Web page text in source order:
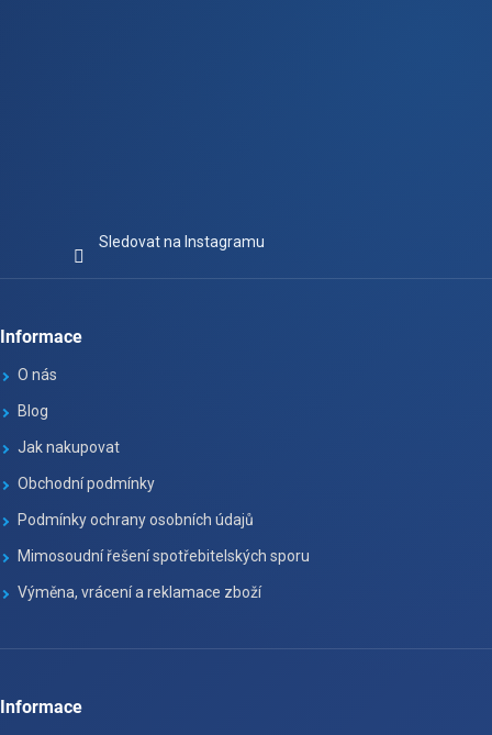
Sledovat na Instagramu
Informace
O nás
Blog
Jak nakupovat
Obchodní podmínky
Podmínky ochrany osobních údajů
Mimosoudní řešení spotřebitelských sporu
Výměna, vrácení a reklamace zboží
Informace